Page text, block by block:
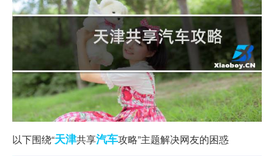
以下围绕“天津共享汽车攻略”主题解决网友的困惑